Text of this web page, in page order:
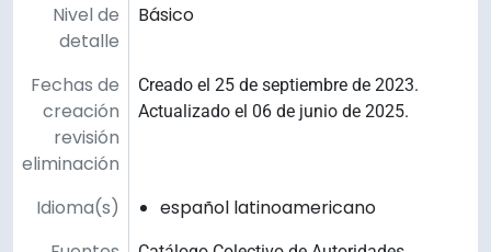
Nivel de
detalle
Básico
Fechas de
creación
revisión
eliminación
Creado el 25 de septiembre de 2023.
Actualizado el 06 de junio de 2025.
Idioma(s)
español latinoamericano